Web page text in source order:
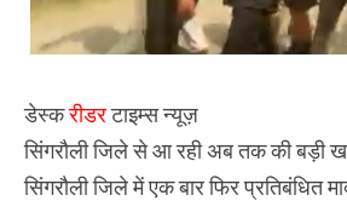
डेस्करीडरटाइम्स न्यूज़
सिंगरौली जिले से आ रही अब तक की बड़ी
सिंगरौली जिले में एक बार फिर प्रतिबंधित